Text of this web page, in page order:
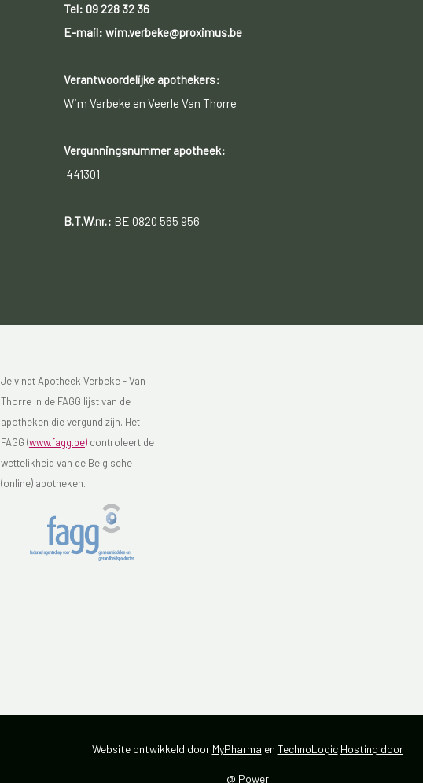
Tel: 09 228 32 36
E-mail: wim.verbeke@proximus.be
Verantwoordelijke apothekers:
Wim Verbeke en Veerle Van Thorre
Vergunningsnummer apotheek:
441301
B.T.W.nr.: BE 0820 565 956
Je vindt Apotheek Verbeke - Van
Thorre in de FAGG lijst van de
apotheken die vergund zijn. Het
FAGG (www.fagg.be)controleert de
wettelikheid van de Belgische
(online) apotheken.
Website ontwikkeld door MyPharma en TechnoLogic Hosting door
@iPower